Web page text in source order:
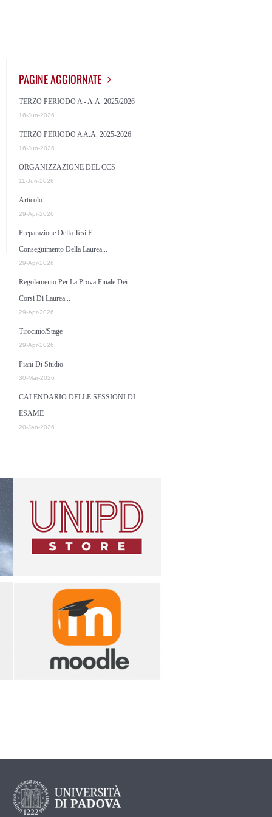
PAGINE AGGIORNATE
TERZO PERIODO A - A.a. 2025/2026
16-Jun-2026
TERZO PERIODO A A.a. 2025-2026
16-Jun-2026
ORGANIZZAZIONE DEL CCS
11-Jun-2026
Articolo
29-Apr-2026
Preparazione Della Tesi E ​​​​​​​
Conseguimento Della Laurea...
29-Apr-2026
Regolamento Per La Prova Finale Dei
Corsi Di Laurea...
29-Apr-2026
Tirocinio/Stage
29-Apr-2026
Piani Di Studio
30-Mar-2026
CALENDARIO DELLE SESSIONI DI
ESAME
20-Jan-2026